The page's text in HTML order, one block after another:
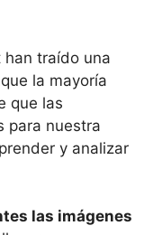
traído una
la mayoría
que las
para nuestra
y analizar
las imágenes